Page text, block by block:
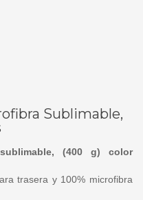
Sublimable,
(400 g) color
trasera y 100% microfibra